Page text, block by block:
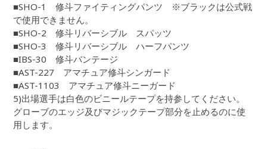
■SHO-1 修斗ファイティングパンツ ※ブラックは公式戦
で使用できません。
■SHO-2 修斗リバーシブル スパッツ
■SHO-3 修斗リバーシブル ハーフパンツ
■IBS-30 修斗バンテージ
■AST-227 アマチュア修斗シンガード
■AST-1103 アマチュア修斗ニーガード
5)出場選手は白色のビニールテープを持参してください。
グローブのエッジ及びマジックテープ部分を止めるのに使
用します。